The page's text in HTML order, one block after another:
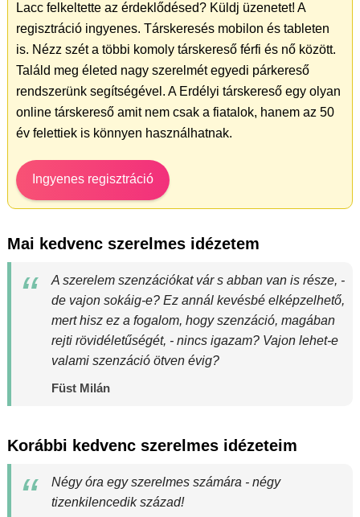
Lacc felkeltette az érdeklődésed? Küldj üzenetet! A
regisztráció ingyenes. Társkeresés mobilon és tableten
is. Nézz szét a többi komoly társkereső férfi és nő között.
Találd meg életed nagy szerelmét egyedi párkereső
rendszerünk segítségével. A Erdélyi társkereső egy olyan
online társkereső amit nem csak a fiatalok, hanem az 50
év felettiek is könnyen használhatnak.
Ingyenes regisztráció
Mai kedvenc szerelmes idézetem
A szerelem szenzációkat vár s abban van is része, -
de vajon sokáig-e? Ez annál kevésbé elképzelhető,
mert hisz ez a fogalom, hogy szenzáció, magában
rejti rövidéletűségét, - nincs igazam? Vajon lehet-e
valami szenzáció ötven évig?
Füst Milán
Korábbi kedvenc szerelmes idézeteim
Négy óra egy szerelmes számára - négy
tizenkilencedik század!